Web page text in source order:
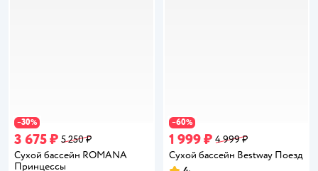
−30%
3 675 ₽ 5 250 ₽
Сухой бассейн ROMANA
Принцессы
−60%
1 999 ₽ 4 999 ₽
Сухой бассейн Bestway Поезд